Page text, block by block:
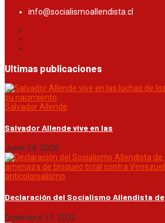
info@socialismoallendista.cl
Ultimas publicaciones
Salvador Allende
Salvador Allende vive en las
Junio 24, 2026
anticolonialismo
Declaración del Socialismo Allendista de
Diciembre 17, 2025